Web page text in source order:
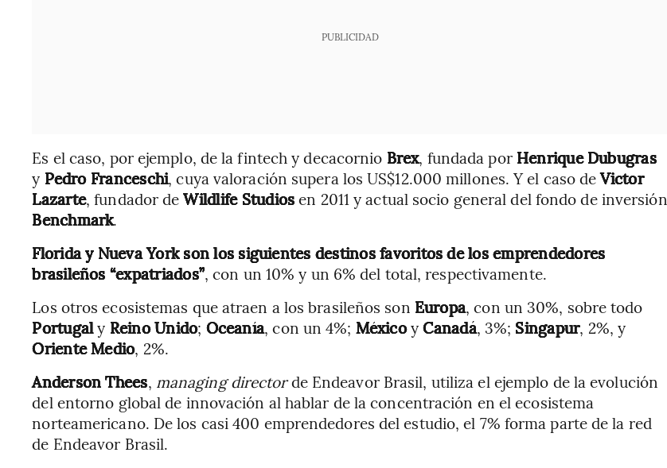
PUBLICIDAD
Es el caso, por ejemplo, de la fintech y decacornio Brex, fundada por Henrique Dubugras
y Pedro Franceschi, cuya valoración supera los US$12.000 millones. Y el caso deVictor
Lazarte, fundador deWildlife Studiosen 2011 y actual socio general del fondo de inversión
Benchmark.
Florida y Nueva York son los siguientes destinos favoritos de los emprendedores
brasileños “expatriados”, con un 10% y un 6% del total, respectivamente.
Los otros ecosistemas que atraen a los brasileños son Europa, con un 30%, sobre todo
Portugaly Reino Unido; Oceanía, con un 4%; MéxicoyCanadá, 3%; Singapur, 2%, y
Oriente Medio, 2%.
Anderson Thees, managing directorde Endeavor Brasil, utiliza el ejemplo de la evolución
del entorno global de innovación al hablar de la concentración en el ecosistema
norteamericano. De los casi 400 emprendedores del estudio, el 7% forma parte de la red
de Endeavor Brasil.